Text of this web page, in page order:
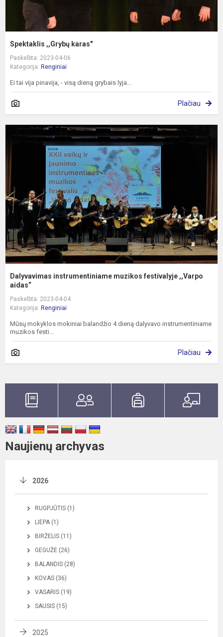
Spektaklis ,,Grybų karas"
Paskelbta: 2023-04-06
Kategorija: Renginiai
Ei tai vija pinavija, - visą dieną grybais lyja...
Plačiau
Dalyvavimas instrumentiniame muzikos festivalyje ,,Varpo
aidas“
Paskelbta: 2023-04-04
Kategorija: Renginiai
Mūsų mokyklos mokiniai balandžio 4 dieną dalyvavo instrumentiniame
muzikos festi...
Plačiau
Naujienų archyvas
2026
RUGPJŪTIS (1)
LIEPA (1)
BIRŽELIS (11)
GEGUŽĖ (26)
BALANDIS (28)
KOVAS (36)
VASARIS (19)
SAUSIS (15)
2025